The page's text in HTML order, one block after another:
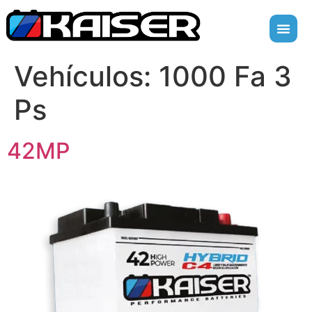
Vehículos: 1000 Fa 3
Ps
42MP